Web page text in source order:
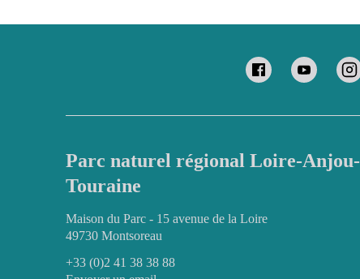
Parc naturel régional Loire-Anjou-
Touraine
Maison du Parc - 15 avenue de la Loire
49730 Montsoreau
+33 (0)2 41 38 38 88